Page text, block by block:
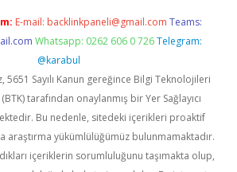
E-mail: backlinkpaneli@gmail.com Teams:
Whatsapp: 0262 606 0 726 Telegram:
@karabul
5651 Sayılı Kanun gereğince Bilgi Teknolojileri
tarafından onaylanmış bir Yer Sağlayıcı
Bu nedenle, sitedeki içerikleri proaktif
araştırma yükümlülüğümüz bulunmamaktadır.
içeriklerin sorumluluğunu taşımakta olup,